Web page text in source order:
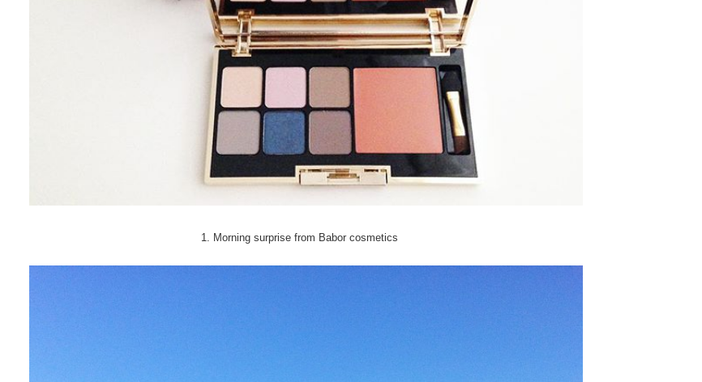
1. Morning surprise from Babor cosmetics